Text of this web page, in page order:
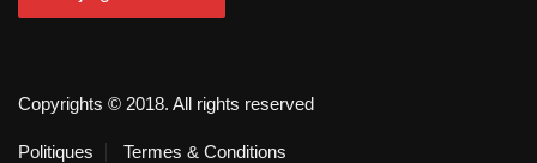
Copyrights © 2018. All rights reserved
Politiques Termes & Conditions